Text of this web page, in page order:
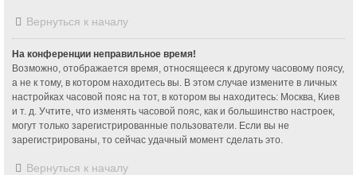
Вернуться к началу
На конференции неправильное время!
Возможно, отображается время, относящееся к другому часовому поясу,
а не к тому, в котором находитесь вы. В этом случае измените в личных
настройках часовой пояс на тот, в котором вы находитесь: Москва, Киев
и т. д. Учтите, что изменять часовой пояс, как и большинство настроек,
могут только зарегистрированные пользователи. Если вы не
зарегистрированы, то сейчас удачный момент сделать это.
Вернуться к началу